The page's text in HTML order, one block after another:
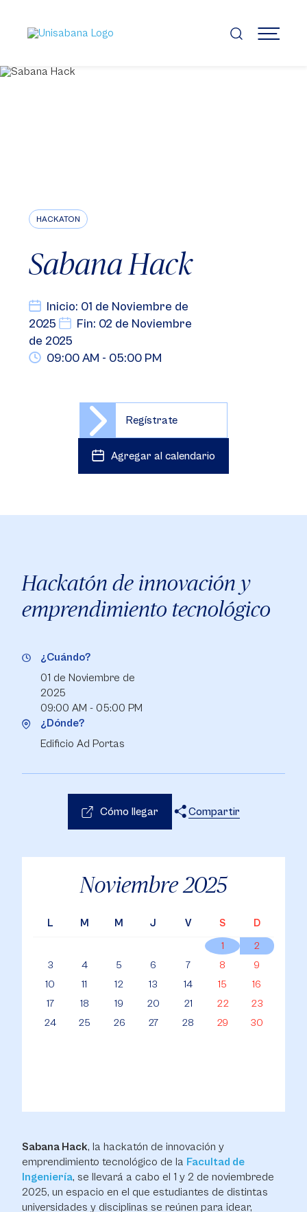
contenido
principal
MENÚ
HACKATON
Sabana Hack
Inicio: 01 de Noviembre de
2025
Fin: 02 de Noviembre
de 2025
09:00 AM - 05:00 PM
Regístrate
Agregar al calendario
Sabana Hack, la hackatón de innovación y
emprendimiento tecnológico de la Facultad de
Ingeniería, se llevará a cabo el 1 y 2 de noviembrede
2025, un espacio en el que estudiantes de distintas
universidades y disciplinas se reúnen para idear,
Hackatón de innovación y
emprendimiento tecnológico
Noviembre 2025
L M M J V S
D
1
2
3
4 5 6 7 8
9
10
11 12 13 14 15
16
17
18 19 20 21 22
23
24
25 26 27 28 29 30
¿Cuándo?
01 de Noviembre de
2025
09:00 AM - 05:00 PM
¿Dónde?
Edificio Ad Portas
Cómo llegar
Compartir